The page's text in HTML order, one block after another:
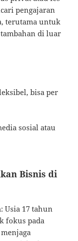
pengajaran
terutama untuk
di luar
bisa per
sosial atau
Bisnis di
: Usia 17 tahun
fokus pada